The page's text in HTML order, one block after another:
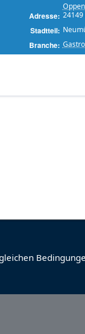
Adresse 24149
Stadtteil
Branche